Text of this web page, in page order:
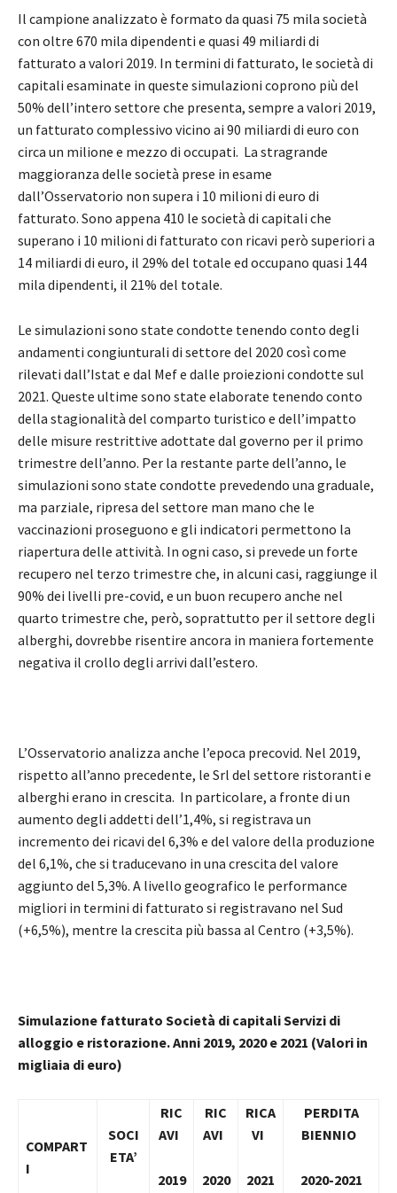
Il campione analizzato è formato da quasi 75 mila società
con oltre 670 mila dipendenti e quasi 49 miliardi di
fatturato a valori 2019. In termini di fatturato, le società di
capitali esaminate in queste simulazioni coprono più del
50% dell’intero settore che presenta, sempre a valori 2019,
un fatturato complessivo vicino ai 90 miliardi di euro con
circa un milione e mezzo di occupati. La stragrande
maggioranza delle società prese in esame
dall’Osservatorio non supera i 10 milioni di euro di
fatturato. Sono appena 410 le società di capitali che
superano i 10 milioni di fatturato con ricavi però superiori a
14 miliardi di euro, il 29% del totale ed occupano quasi 144
mila dipendenti, il 21% del totale.
Le simulazioni sono state condotte tenendo conto degli
andamenti congiunturali di settore del 2020 così come
rilevati dall’Istat e dal Mef e dalle proiezioni condotte sul
2021. Queste ultime sono state elaborate tenendo conto
della stagionalità del comparto turistico e dell’impatto
delle misure restrittive adottate dal governo per il primo
trimestre dell’anno. Per la restante parte dell’anno, le
simulazioni sono state condotte prevedendo una graduale,
ma parziale, ripresa del settore man mano che le
vaccinazioni proseguono e gli indicatori permettono la
riapertura delle attività. In ogni caso, si prevede un forte
recupero nel terzo trimestre che, in alcuni casi, raggiunge il
90% dei livelli pre-covid, e un buon recupero anche nel
quarto trimestre che, però, soprattutto per il settore degli
alberghi, dovrebbe risentire ancora in maniera fortemente
negativa il crollo degli arrivi dall’estero.
L’Osservatorio analizza anche l’epoca precovid. Nel 2019,
rispetto all’anno precedente, le Srl del settore ristoranti e
alberghi erano in crescita. In particolare, a fronte di un
aumento degli addetti dell’1,4%, si registrava un
incremento dei ricavi del 6,3% e del valore della produzione
del 6,1%, che si traducevano in una crescita del valore
aggiunto del 5,3%. A livello geografico le performance
migliori in termini di fatturato si registravano nel Sud
(+6,5%), mentre la crescita più bassa al Centro (+3,5%).
Simulazione fatturato Società di capitali Servizi di
alloggio e ristorazione. Anni 2019, 2020 e 2021 (Valori in
migliaia di euro)
COMPART
I
SOCI
ETA’
RIC
AVI
2019
RIC
AVI
2020
RICA
VI
2021
PERDITA
BIENNIO
2020-2021